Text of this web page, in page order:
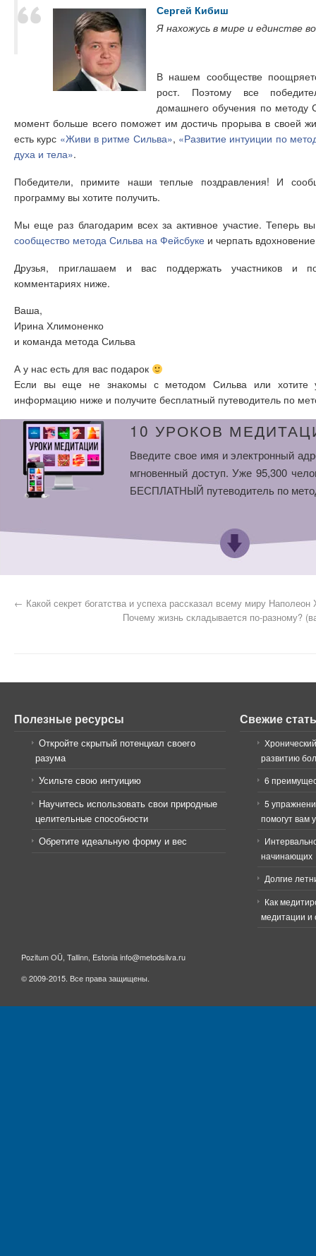
Сергей Кибиш
Я нахожусь в мире и единстве
В нашем сообществе
рост. Поэтому все
домашнего обучения по методу
момент больше всего поможет им достичь прорыва в своей
есть курс «Живи в ритме Сильва», «Развитие интуиции по
духа и тела».
Победители, примите наши теплые поздравления! И
программу вы хотите получить.
Мы еще раз благодарим всех за активное участие. Теперь
сообщество метода Сильва на Фейсбуке и черпать
Друзья, приглашаем и вас поддержать участников и
комментариях ниже.
Ваша,
Ирина Хлимоненко
и команда метода Сильва
А у нас есть для вас подарок
Если вы еще не знакомы с методом Сильва или хотите
информацию ниже и получите бесплатный путеводитель по
10 УРОКОВ
Введите свое имя и электронный
мгновенный доступ. Уже 95,300
БЕСПЛАТНЫЙ путеводитель по
← Какой секрет богатства и успеха рассказал всему миру Наполеон
Почему жизнь складывается по-разному?
Полезные ресурсы
Откройте скрытый потенциал своего
разума
Усильте свою интуицию
Научитесь использовать свои природные
целительные способности
Обретите идеальную форму и вес
Свежие
развитию
6
5
помогут вам
начинающих
Долгие
Как
медитации и
Pozitum OÜ, Tallinn, Estonia info@metodsilva.ru
© 2009-2015. Все права защищены.